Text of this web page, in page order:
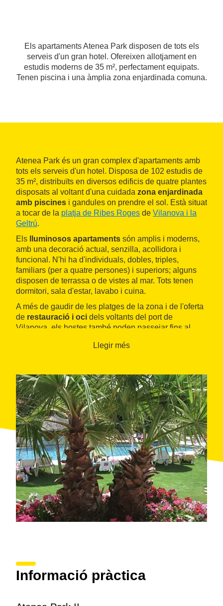
Els apartaments Atenea Park disposen de tots els
serveis d'un gran hotel. Ofereixen allotjament en
estudis moderns de 35 m², perfectament equipats.
Tenen piscina i una àmplia zona enjardinada comuna.
Atenea Park és un gran complex d'apartaments amb
tots els serveis d'un hotel. Disposa de 102 estudis de
35 m², distribuïts en diversos edificis de quatre plantes
disposats al voltant d'una cuidada zona enjardinada
amb piscines i gandules on prendre el sol. Està situat
a tocar de la platja de Ribes Roges de Vilanova i la
Geltrú.
Els
lluminosos apartaments són amplis i moderns,
amb una decoració actual, senzilla, acollidora i
funcional. N'hi ha d'individuals, dobles, triples,
familiars (per a quatre persones) i superiors; alguns
disposen de terrassa o de vistes al mar. Tots tenen
dormitori, sala d'estar, lavabo i cuina.
A més de gaudir de les platges de la zona i de l'oferta
de restauració i oci dels voltants del port de
Vilanova, els hostes també poden passejar fins al
Llegir més
Informació pràctica